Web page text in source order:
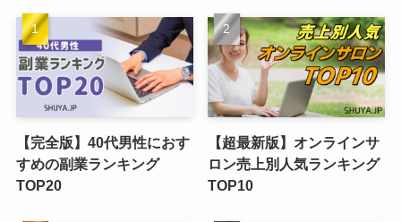
【完全版】40代男性におす
すめの副業ランキング
TOP20
【超最新版】オンラインサ
ロン売上別人気ランキング
TOP10